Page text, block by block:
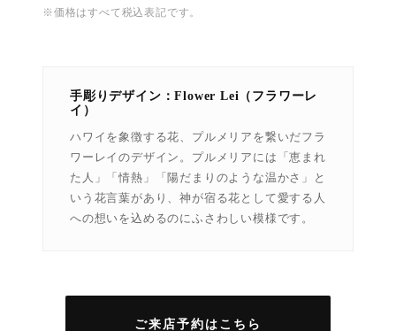
※価格はすべて税込表記です。
手彫りデザイン：Flower Lei（フラワーレ
イ）
ハワイを象徴する花、プルメリアを繋いだフラ
ワーレイのデザイン。プルメリアには「恵まれ
た人」「情熱」「陽だまりのような温かさ」と
いう花言葉があり、神が宿る花として愛する人
への想いを込めるのにふさわしい模様です。
ご来店予約はこちら